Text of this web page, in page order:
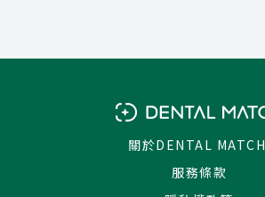
關於DENTAL MATCH
服務條款